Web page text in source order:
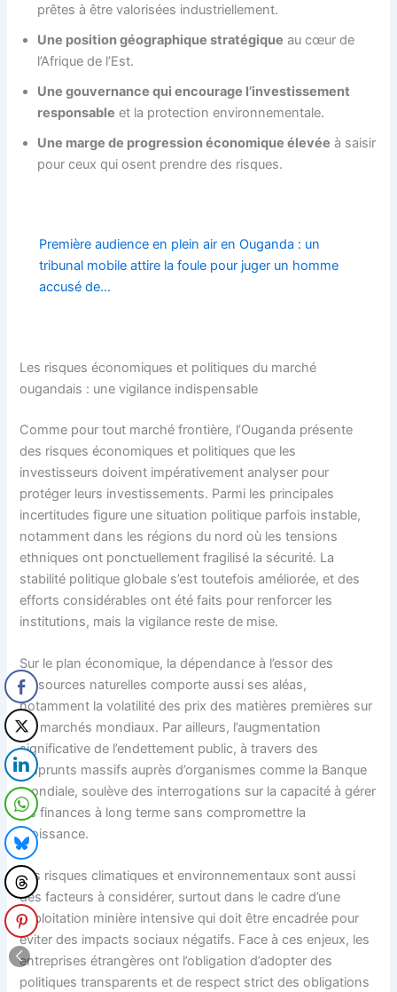
prêtes à être valorisées industriellement.
Une position géographique stratégique au cœur de
l’Afrique de l’Est.
Une gouvernance qui encourage l’investissement
responsable et la protection environnementale.
Une marge de progression économique élevée à saisir
pour ceux qui osent prendre des risques.
Première audience en plein air en Ouganda : un
tribunal mobile attire la foule pour juger un homme
accusé de…
Les risques économiques et politiques du marché
ougandais : une vigilance indispensable
Comme pour tout marché frontière, l’Ouganda présente
des risques économiques et politiques que les
investisseurs doivent impérativement analyser pour
protéger leurs investissements. Parmi les principales
incertitudes figure une situation politique parfois instable,
notamment dans les régions du nord où les tensions
ethniques ont ponctuellement fragilisé la sécurité. La
stabilité politique globale s’est toutefois améliorée, et des
efforts considérables ont été faits pour renforcer les
institutions, mais la vigilance reste de mise.
Sur le plan économique, la dépendance à l’essor des
ressources naturelles comporte aussi ses aléas,
notamment la volatilité des prix des matières premières sur
les marchés mondiaux. Par ailleurs, l’augmentation
significative de l’endettement public, à travers des
emprunts massifs auprès d’organismes comme la Banque
mondiale, soulève des interrogations sur la capacité à gérer
les finances à long terme sans compromettre la
croissance.
Les risques climatiques et environnementaux sont aussi
des facteurs à considérer, surtout dans le cadre d’une
exploitation minière intensive qui doit être encadrée pour
éviter des impacts sociaux négatifs. Face à ces enjeux, les
entreprises étrangères ont l’obligation d’adopter des
politiques transparents et de respect strict des obligations